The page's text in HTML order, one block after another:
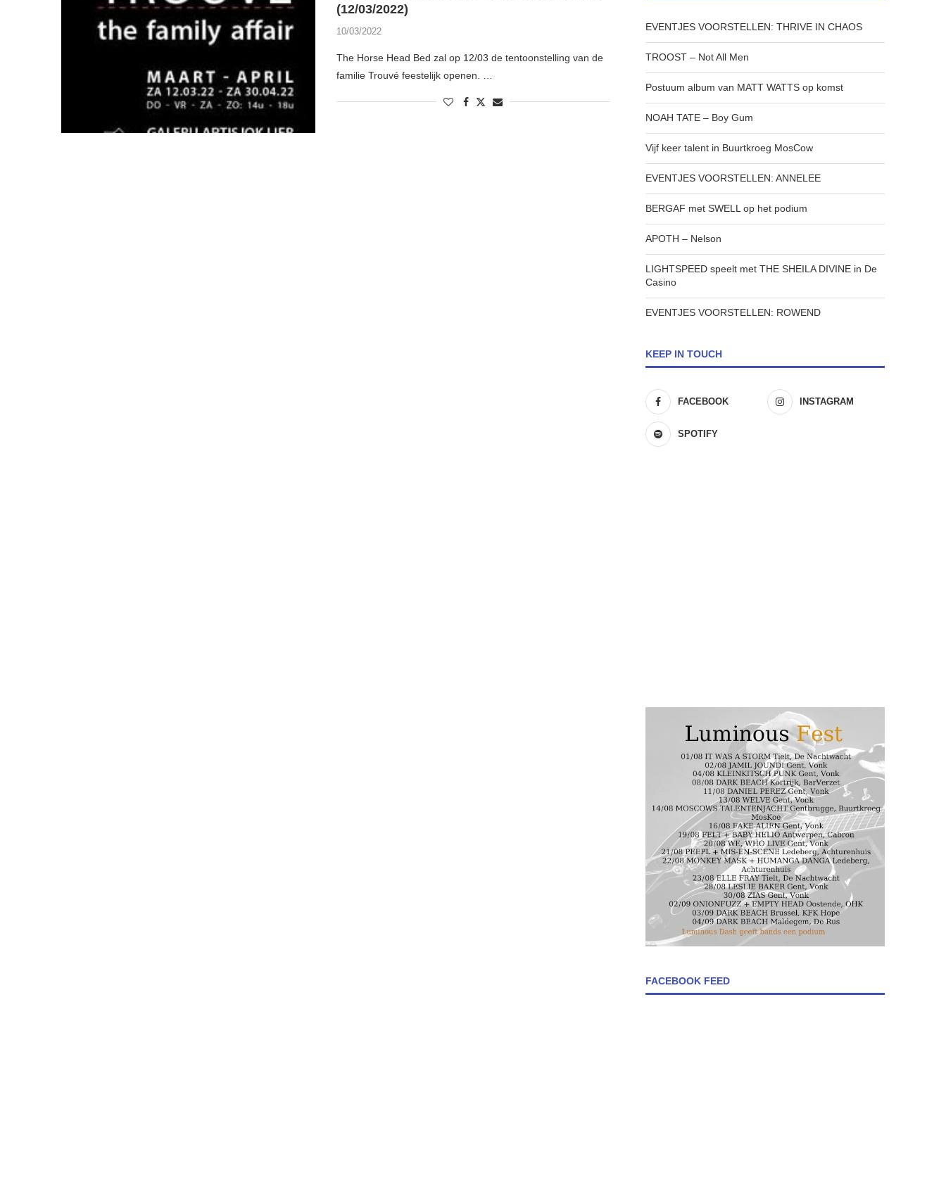
(12/03/2022)
10/03/2022
The Horse Head Bed zal op 12/03 de tentoonstelling van de
familie Trouvé feestelijk openen. …
EVENTJES VOORSTELLEN: THRIVE IN CHAOS
TROOST – Not All Men
Postuum album van MATT WATTS op komst
NOAH TATE – Boy Gum
Vijf keer talent in Buurtkroeg MosCow
EVENTJES VOORSTELLEN: ANNELEE
BERGAF met SWELL op het podium
APOTH – Nelson
LIGHTSPEED speelt met THE SHEILA DIVINE in De
Casino
EVENTJES VOORSTELLEN: ROWEND
KEEP IN TOUCH
FACEBOOK INSTAGRAM
SPOTIFY
FACEBOOK FEED